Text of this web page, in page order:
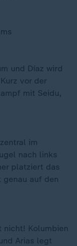
und Díaz wird
vor der
mit Seidu,
im
nach links
platziert das
genau auf den
nicht! Kolumbien
Arias legt